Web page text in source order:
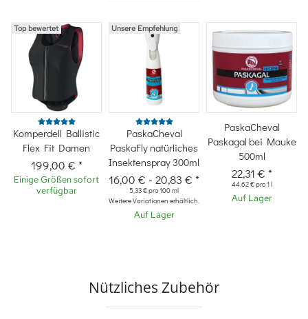
Top bewertet
Komperdell Ballistic
Flex Fit Damen
199,00 € *
Einige Größen sofort
verfügbar
Unsere Empfehlung
PaskaCheval
PaskaFly natürliches
Insektenspray 300ml
16,00 € - 20,83 € *
5,33 € pro 100 ml
Weitere Variationen erhältlich.
Auf Lager
PaskaCheval
Paskagal bei Mauke
500ml
22,31 € *
44,62 € pro 1 l
Auf Lager
Nützliches Zubehör